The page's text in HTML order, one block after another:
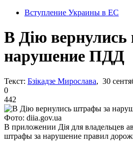
Вступление Украины в ЕС
В Дію
нарушение ПДД
Текст: Бзікадзе Мирослава, 30
0
442
Фото: diia.gov.ua
В приложении Дія для владельцев
штрафы за нарушение правил